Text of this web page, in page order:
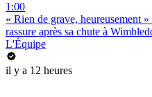
1:00
« Rien de grave, heureusement
rassure après sa chute à
L'Équipe
il y a 12 heures